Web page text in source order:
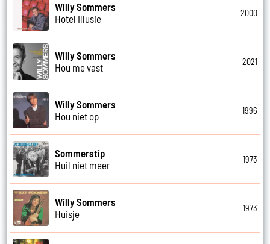
Willy Sommers
Hotel Illusie
2000
Willy Sommers
Hou me vast
2021
Willy Sommers
Hou niet op
1996
Sommerstip
Huil niet meer
1973
Willy Sommers
Huisje
1973